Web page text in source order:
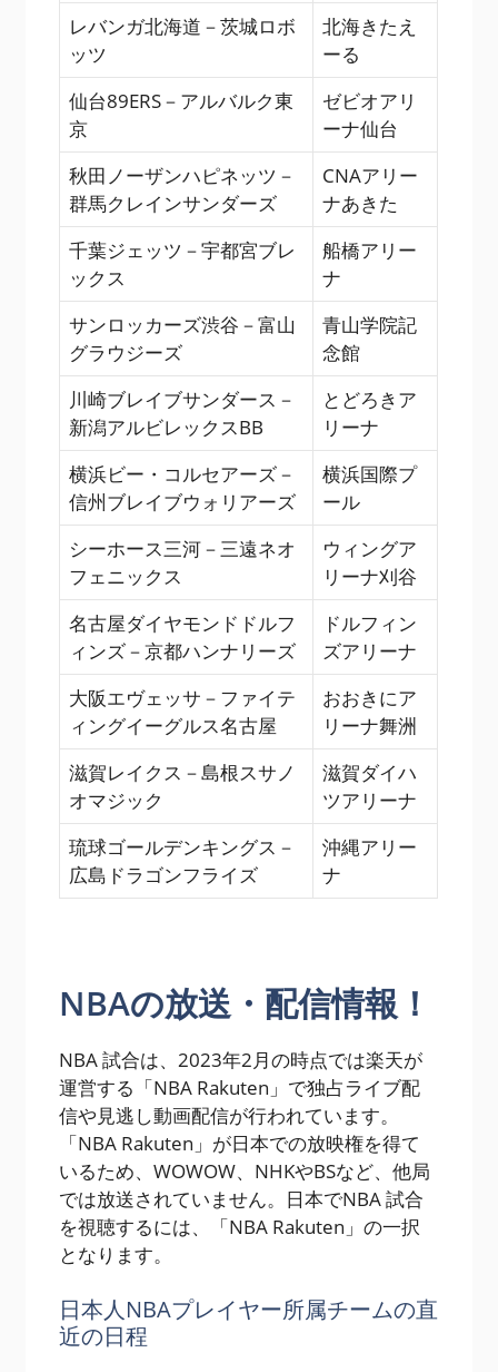
レバンガ北海道－茨城ロボ
ッツ
北海きたえ
ーる
仙台89ERS－アルバルク東
京
ゼビオアリ
ーナ仙台
秋田ノーザンハピネッツ－
群馬クレインサンダーズ
CNAアリー
ナあきた
千葉ジェッツ－宇都宮ブレ
ックス
船橋アリー
ナ
サンロッカーズ渋谷－富山
グラウジーズ
青山学院記
念館
川崎ブレイブサンダース－
新潟アルビレックスBB
とどろきア
リーナ
横浜ビー・コルセアーズ－
信州ブレイブウォリアーズ
横浜国際プ
ール
シーホース三河－三遠ネオ
フェニックス
ウィングア
リーナ刈谷
名古屋ダイヤモンドドルフ
ィンズ－京都ハンナリーズ
ドルフィン
ズアリーナ
大阪エヴェッサ－ファイテ
ィングイーグルス名古屋
おおきにア
リーナ舞洲
滋賀レイクス－島根スサノ
オマジック
滋賀ダイハ
ツアリーナ
琉球ゴールデンキングス－
広島ドラゴンフライズ
沖縄アリー
ナ
NBAの放送・配信情報！
NBA 試合は、2023年2月の時点では楽天が
運営する「NBA Rakuten」で独占ライブ配
信や見逃し動画配信が行われています。
「NBA Rakuten」が日本での放映権を得て
いるため、WOWOW、NHKやBSなど、他局
では放送されていません。日本でNBA 試合
を視聴するには、「NBA Rakuten」の一択
となります。
日本人NBAプレイヤー所属チームの直
近の日程